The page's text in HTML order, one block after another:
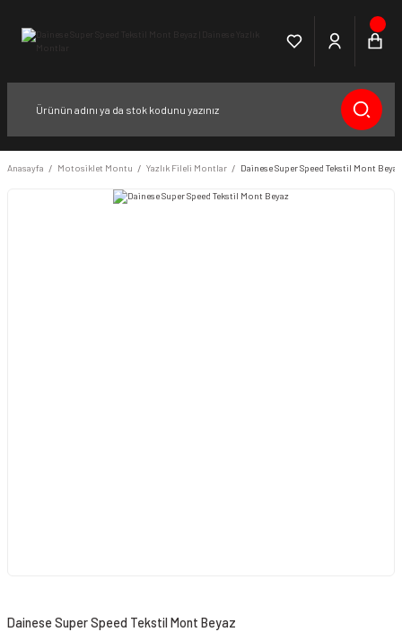
Anasayfa Motosiklet Montu Yazlık Fileli Montlar Dainese Super Speed Tekstil Mont Beyaz
Dainese Super Speed Tekstil Mont Beyaz